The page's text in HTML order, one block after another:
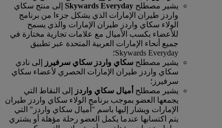
يشير مصطلح Skywards Everyday إلى منتج سكاي
واردز طيران الإمارات الذي يشكل جزءا من برنامج
الولاء سكاي واردز طيران الإمارات والذي يسمح
للأعضاء بكسب الأميال مع علامات تجارية مختارة في
جميع أنحاء الإمارات العربية المتحدة عبر تطبيق
Skywards Everyday؛
يشير مصطلح سكاي واردز سكاي سرفيرز
إلى نادي
سكاي واردز طيران الإمارات الحصري لأعضاء سكاي
سرفيرز؛
يشير مصطلح أميال سكاي واردز
إلى النقاط التي
يجمعها العضو بموجب برنامج الولاء سكاي واردز طيران
الإمارات ويشار إليها باسم "أميال سكاي واردز" التي
يتم اكتسابها عندما يكمل العضو رحلة مؤهلة أو يشتري